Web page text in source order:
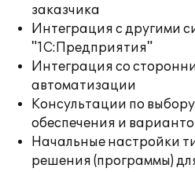
заказчика
Интеграция с другими
"1С:Предприятия"
Интеграция со
автоматизации
Консультации по
обеспечения и
Начальные настройки
решения (программы)